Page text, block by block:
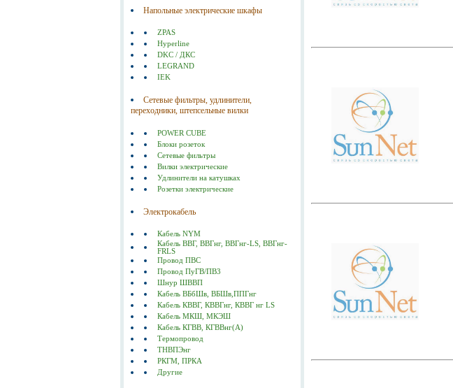
Напольные электрические шкафы
ZPAS
Hyperline
DKC / ДКС
LEGRAND
IEK
Сетевые фильтры, удлинители,
переходники, штепсельные вилки
POWER CUBE
Блоки розеток
Сетевые фильтры
Вилки электрические
Удлинители на катушках
Розетки электрические
Электрокабель
Кабель NYM
Кабель ВВГ, ВВГнг, ВВГнг-LS, ВВГнг-
FRLS
Провод ПВС
Провод ПуГВ/ПВ3
Шнур ШВВП
Кабель ВБбШв, ВБШв,ППГнг
Кабель КВВГ, КВВГнг, КВВГ нг LS
Кабель МКШ, МКЭШ
Кабель КГВВ, КГВВнг(А)
Термопровод
ТНВПЭнг
РКГМ, ПРКА
Другие